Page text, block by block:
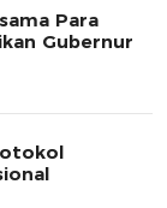
Para
Gubernur